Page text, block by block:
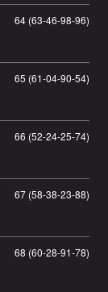
64 (63-46-98-96)
65 (61-04-90-54)
66 (52-24-25-74)
67 (58-38-23-88)
68 (60-28-91-78)